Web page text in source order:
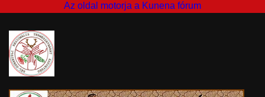
Az oldal motorja a Kunena fórum